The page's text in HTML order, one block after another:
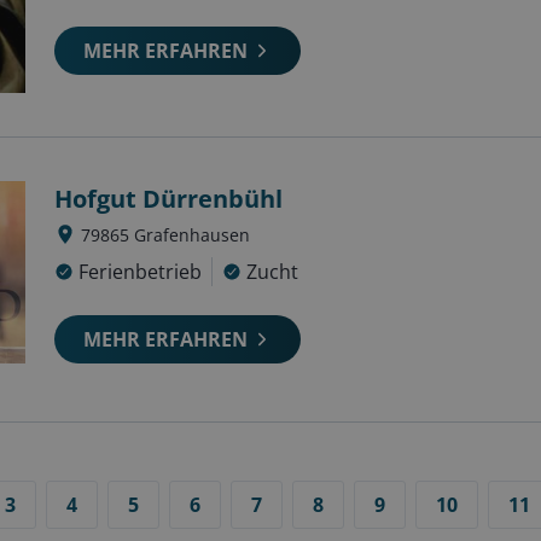
MEHR ERFAHREN
Hofgut Dürrenbühl
79865 Grafenhausen
Ferienbetrieb Zucht
MEHR ERFAHREN
3 4 5 6 7 8 9 10 11